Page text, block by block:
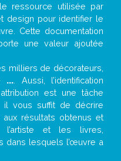
ressource utilisée par
design pour identifier le
Cette documentation
une valeur ajoutée
milliers de décorateurs,
... . Aussi, l’identification
est une tâche
il vous suffit de décrire
résultats obtenus et
l’artiste et les livres,
dans lesquels l’œuvre a